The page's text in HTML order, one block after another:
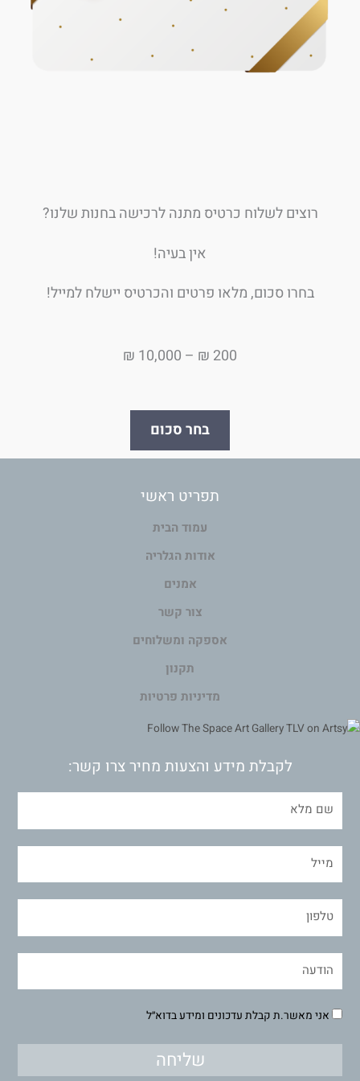
רוצים לשלוח כרטיס מתנה לרכישה בחנות שלנו?
אין בעיה!
בחרו סכום, מלאו פרטים והכרטיס יישלח למייל!
200 ₪ – 10,000 ₪
בחר סכום
תפריט ראשי
עמוד הבית
אודות הגלריה
אמנים
צור קשר
אספקה ומשלוחים
תקנון
מדיניות פרטיות
לקבלת מידע והצעות מחיר צרו קשר:
אני מאשר.ת קבלת עדכונים ומידע בדוא״ל
שליחה